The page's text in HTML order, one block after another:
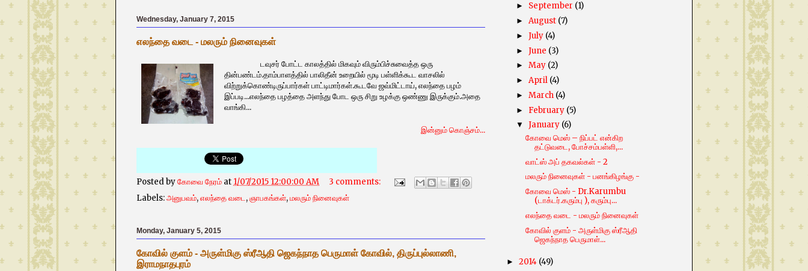
Wednesday, January 7, 2015
எலந்தை வடை - மலரும் நினைவுகள்
டவுசர் போட்ட காலத்தில் மிகவும் விரும்பிச்சுவைத்த ஒரு
தின்பண்டம்.தாம்பாளத்தில் பாலிதீன் உறையில் மூடி பள்ளிக்கூட வாசலில்
விற்றுக்கொண்டிருப்பார்கள் பாட்டிமார்கள்.கூடவே ஜவ்மிட்டாய், எலந்தை பழம்
இப்படி...எலந்தை பழத்தை அளந்து போட ஒரு சிறு உழக்கு ஒண்ணு இருக்கும்.அதை
வாங்கி...
இன்னும் கொஞ்சம்...
Posted byகோவை நேரம் at 1/07/2015 12:00:00 AM
3 comments:
Labels:அனுபவம்,எலந்தை வடை,ஞாபகங்கள்,மலரும் நினைவுகள்
Monday, January 5, 2015
கோவில் குளம் - அருள்மிகு ஸ்ரீஆதி ஜெகந்நாத பெருமாள் கோவில், திருப்புல்லாணி,
இராமநாதபுரம்
► September (1)
► August (7)
► July (4)
► June (3)
► May (2)
► April (4)
► March (4)
► February (5)
▼ January (6)
கோவை மெஸ் – நிப்பட் என்கிற
தட்டுவடை, போச்சம்பள்ளி,...
வாட்ஸ் அப் தகவல்கள் - 2
மலரும் நினைவுகள் - பனங்கிழங்கு -
கோவை மெஸ் - Dr.Karumbu
(டாக்டர்.கரும்பு ), கரும்பு...
எலந்தை வடை - மலரும் நினைவுகள்
கோவில் குளம் - அருள்மிகு ஸ்ரீஆதி
ஜெகந்நாத பெருமாள்...
► 2014 (49)